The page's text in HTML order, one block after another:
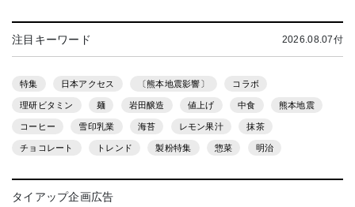
注目キーワード 2026.08.07付
特集 日本アクセス 〔熊本地震影響〕 コラボ
理研ビタミン 麺 岩田醸造 値上げ 中食 熊本地震
コーヒー 雪印乳業 海苔 レモン果汁 抹茶
チョコレート トレンド 製粉特集 惣菜 明治
タイアップ企画広告